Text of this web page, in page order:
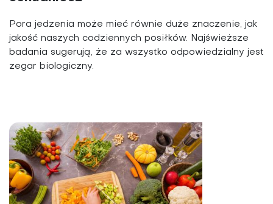
Pora jedzenia może mieć równie duże znaczenie, jak
jakość naszych codziennych posiłków. Najświeższe
badania sugerują, że za wszystko odpowiedzialny jest
zegar biologiczny.